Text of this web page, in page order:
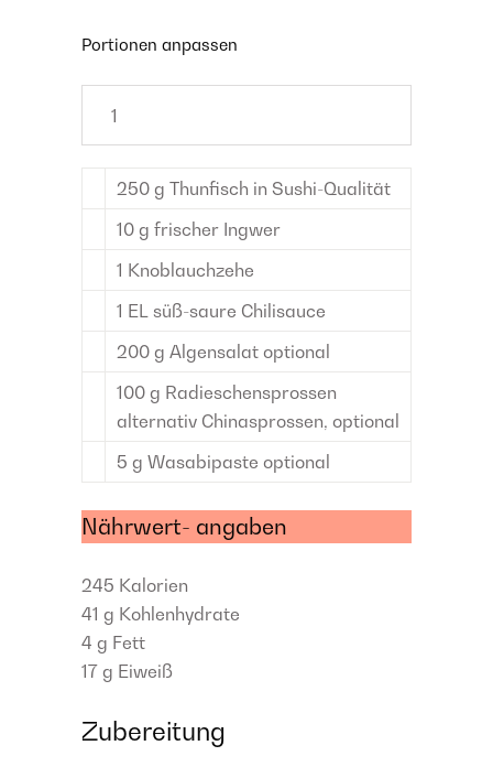
Portionen anpassen
250 g Thunfisch in Sushi-Qualität
10 g frischer Ingwer
1 Knoblauchzehe
1 EL süß-saure Chilisauce
200 g Algensalat optional
100 g Radieschensprossen
alternativ Chinasprossen, optional
5 g Wasabipaste optional
Nährwert- angaben
245 Kalorien
41 g Kohlenhydrate
4 g Fett
17 g Eiweiß
Zubereitung